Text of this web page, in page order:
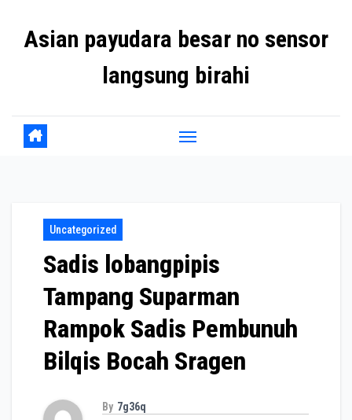
Asian payudara besar no sensor
langsung birahi
Uncategorized
Sadis lobangpipis
Tampang Suparman
Rampok Sadis Pembunuh
Bilqis Bocah Sragen
By 7g36q